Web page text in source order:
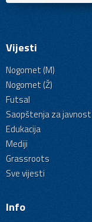
Vijesti
Nogomet (M)
Nogomet (Ž)
Futsal
Saopštenja za javnost
Edukacija
Mediji
Grassroots
Sve vijesti
Info